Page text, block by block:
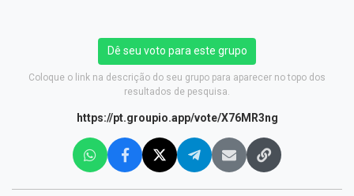
Dê seu voto para este grupo
Coloque o link na descrição do seu grupo para aparecer no topo dos
resultados de pesquisa.
https://pt.groupio.app/vote/X76MR3ng